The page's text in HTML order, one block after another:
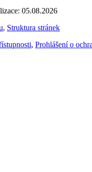
05.08.2026
, Struktura stránek
, Prohlášení o